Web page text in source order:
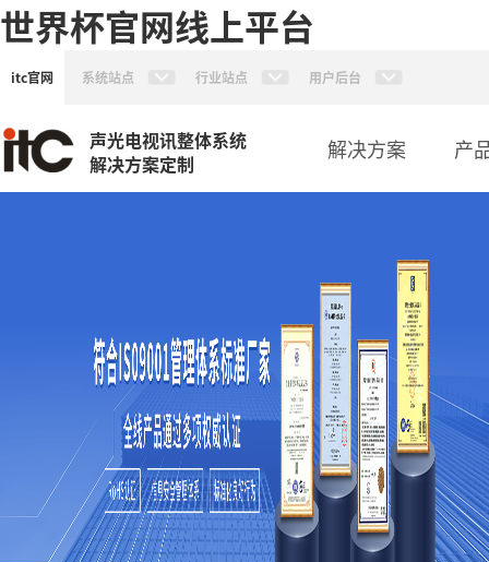
世界杯官网线上平台
itc官网 系统站点 行业站点 用户后台
声光电视讯整体系统
解决方案定制
解决方案 产